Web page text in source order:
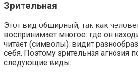
Зрительная
Этот вид обширный, так как
воспринимает многое: где он
читает (символы), видит
себя. Поэтому зрительная агнозия
следующие виды: